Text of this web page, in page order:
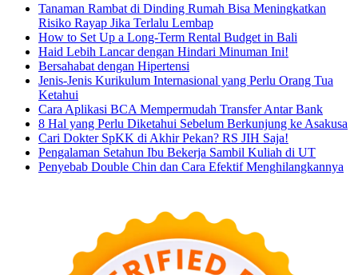
Tanaman Rambat di Dinding Rumah Bisa Meningkatkan
Risiko Rayap Jika Terlalu Lembap
How to Set Up a Long-Term Rental Budget in Bali
Haid Lebih Lancar dengan Hindari Minuman Ini!
Bersahabat dengan Hipertensi
Jenis-Jenis Kurikulum Internasional yang Perlu Orang Tua
Ketahui
Cara Aplikasi BCA Mempermudah Transfer Antar Bank
8 Hal yang Perlu Diketahui Sebelum Berkunjung ke Asakusa
Cari Dokter SpKK di Akhir Pekan? RS JIH Saja!
Pengalaman Setahun Ibu Bekerja Sambil Kuliah di UT
Penyebab Double Chin dan Cara Efektif Menghilangkannya